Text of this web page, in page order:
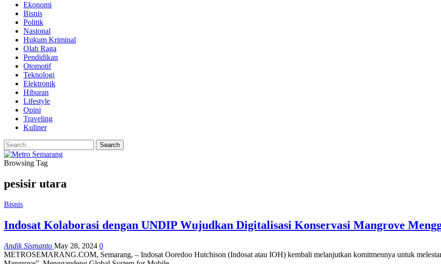
Ekonomi
Bisnis
Politik
Nasional
Hukum Kriminal
Olah Raga
Pendidikan
Otomotif
Teknologi
Elektronik
Hiburan
Lifestyle
Opini
Traveling
Kuliner
Browsing Tag
pesisir utara
Bisnis
Indosat Kolaborasi dengan UNDIP Wujudkan Digitalisasi Konservasi Mangrove
Andik Sismanto May 28, 2024 0
METROSEMARANG.COM, Semarang, – Indosat Ooredoo Hutchison (Indosat atau IOH) kembali melanjutkan komitmennya untuk